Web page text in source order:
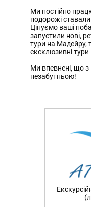
Ми постійно
подорожі
Цінуємо ваші
запустили нові,
тури на Мадейру,
ексклюзивні
Ми впевнені, що
незабутньою!